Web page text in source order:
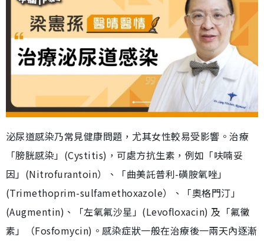
泌尿道感染乃常見健康問題，尤其女性較易受影響。治療
「膀胱感染」(Cystitis)，可處方抗生素，例如「呋喃妥
因」(Nitrofurantoin）、「曲美託普利-磺胺氧唑」
(Trimethoprim-sulfamethoxazole）、「奧格門汀」
(Augmentin)、「左氧氟沙星」(Levofloxacin) 及「氟黴
素」（Fosfomycin)。感染症狀一般在治療後一兩天內逐漸